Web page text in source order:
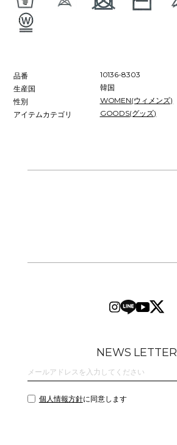
品番
10136-8303
生産国
韓国
性別
WOMEN(ウィメンズ)
アイテムカテゴリ
GOODS(グッズ)
NEWS LETTER
個人情報方針に同意します